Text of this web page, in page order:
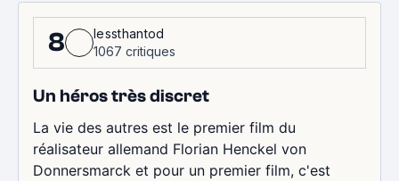
8
lessthantod
1067 critiques
Un héros très discret
La vie des autres est le premier film du
réalisateur allemand Florian Henckel von
Donnersmarck et pour un premier film, c'est